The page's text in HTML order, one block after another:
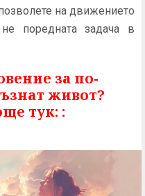
на движението
поредната задача в
за по-
живот?
тук: :